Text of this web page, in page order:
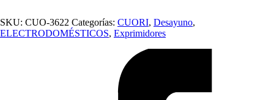
SKU: CUO-3622 Categorías: CUORI, Desayuno,
ELECTRODOMÉSTICOS, Exprimidores